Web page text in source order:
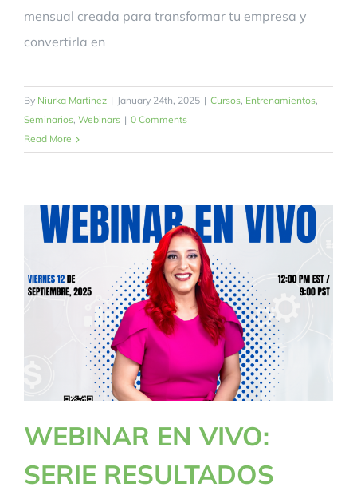
mensual creada para transformar tu empresa y
convertirla en
By Niurka Martinez | January 24th, 2025 | Cursos, Entrenamientos,
Seminarios, Webinars | 0 Comments
Read More
WEBINAR EN VIVO:
SERIE RESULTADOS